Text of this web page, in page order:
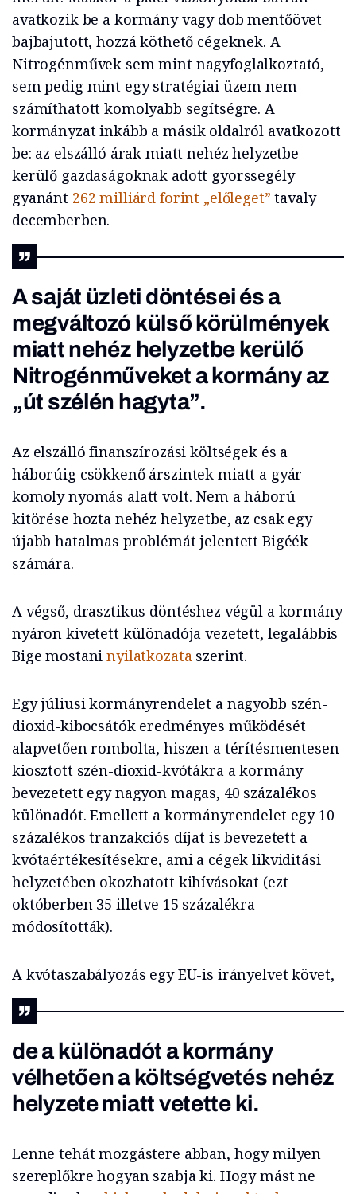
avatkozik be a kormány vagy dob mentőövet
bajbajutott, hozzá köthető cégeknek. A
Nitrogénművek sem mint nagyfoglalkoztató,
sem pedig mint egy stratégiai üzem nem
számíthatott komolyabb segítségre. A
kormányzat inkább a másik oldalról avatkozott
be: az elszálló árak miatt nehéz helyzetbe
kerülő gazdaságoknak adott gyorssegély
gyanánt 262 milliárd forint „előleget” tavaly
decemberben.
A saját üzleti döntései és a
megváltozó külső körülmények
miatt nehéz helyzetbe kerülő
Nitrogénműveket a kormány az
„út szélén hagyta”.
Az elszálló finanszírozási költségek és a
háborúig csökkenő árszintek miatt a gyár
komoly nyomás alatt volt. Nem a háború
kitörése hozta nehéz helyzetbe, az csak egy
újabb hatalmas problémát jelentett Bigéék
számára.
A végső, drasztikus döntéshez végül a kormány
nyáron kivetett különadója vezetett, legalábbis
Bige mostaninyilatkozata szerint.
Egy júliusi kormányrendelet a nagyobb szén-
dioxid-kibocsátók eredményes működését
alapvetően rombolta, hiszen a térítésmentesen
kiosztott szén-dioxid-kvótákra a kormány
bevezetett egy nagyon magas, 40 százalékos
különadót. Emellett a kormányrendelet egy 10
százalékos tranzakciós díjat is bevezetett a
kvótaértékesítésekre, ami a cégek likviditási
helyzetében okozhatott kihívásokat (ezt
októberben 35 illetve 15 százalékra
módosították).
A kvótaszabályozás egy EU-is irányelvet követ,
de a különadót a kormány
vélhetően a költségvetés nehéz
helyzete miatt vetette ki.
Lenne tehát mozgástere abban, hogy milyen
szereplőkre hogyan szabja ki. Hogy mást ne